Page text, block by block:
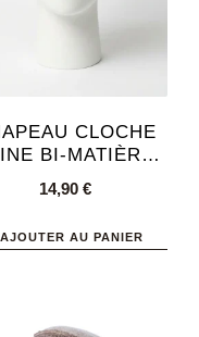
être
sur
page
du
produit
CLOCHE
BI-MATIÈRE
FEMME
14,90 €
AJOUTER AU PANIER